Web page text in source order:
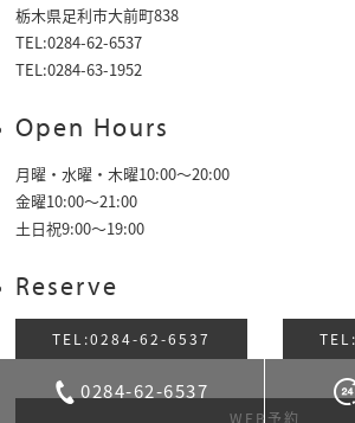
0284-62-6537
栃木県足利市大前町838
TEL:0284-62-6537
TEL:0284-63-1952
Open Hours
月曜・水曜・木曜10:00～20:00
金曜10:00〜21:00
土日祝9:00〜19:00
Reserve
TEL:0284-62-6537
WEB予約